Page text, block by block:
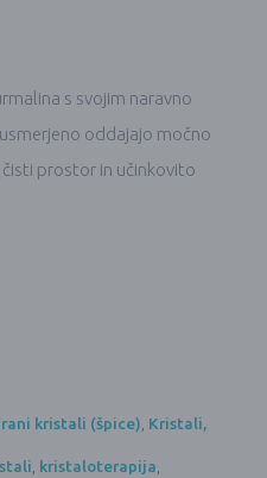
s svojim naravno
oddajajo močno
prostor in učinkovito
kristali (špice), Kristali,
, kristaloterapija,